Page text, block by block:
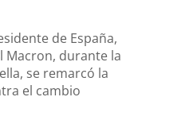
de España,
Macron, durante la
se remarcó la
el cambio